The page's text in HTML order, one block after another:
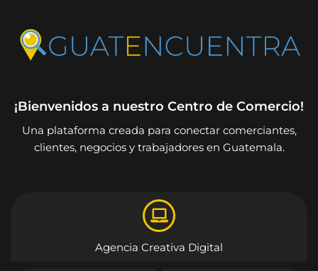
¡Bienvenidos a nuestro Centro de Comercio!
Una plataforma creada para conectar comerciantes,
clientes, negocios y trabajadores en Guatemala.
Agencia Creativa Digital